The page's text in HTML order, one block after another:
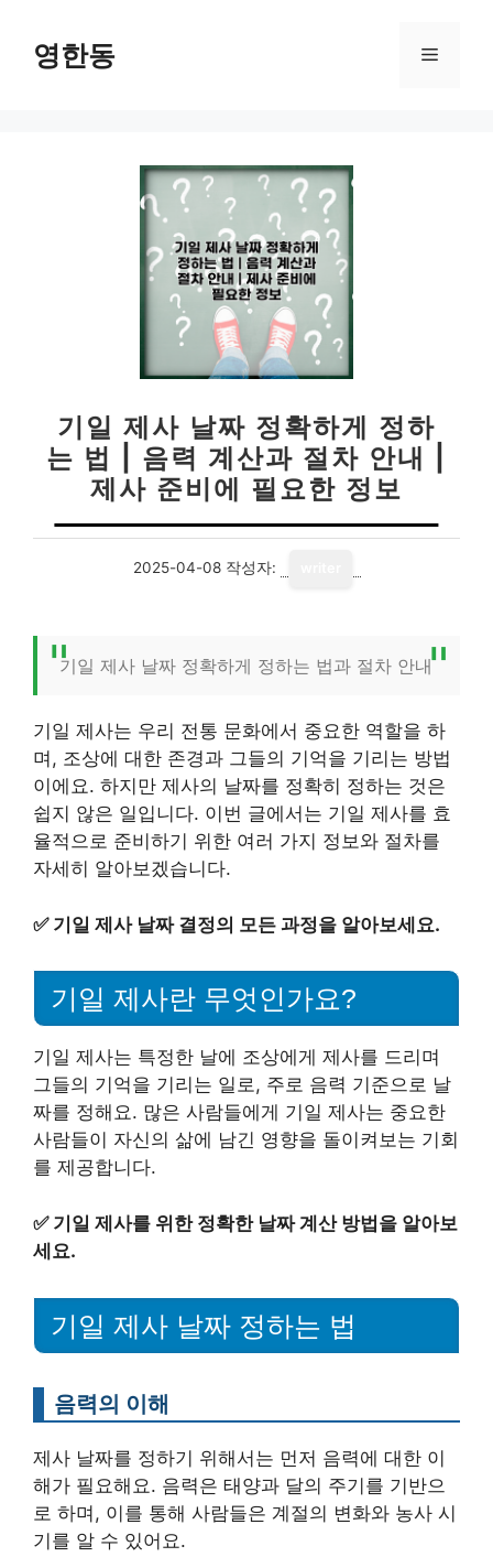
영한동 메
기일 제사 날짜 정확하게 정하
는 법 | 음력 계산과 절차 안내 |
제사 준비에 필요한 정보
2025-04-08 작성자:
기일 제사 날짜 정확하게 정하는 법과 절차 안내
기일 제사는 우리 전통 문화에서 중요한 역할을 하
며, 조상에 대한 존경과 그들의 기억을 기리는 방법
이에요. 하지만 제사의 날짜를 정확히 정하는 것은
쉽지 않은 일입니다. 이번 글에서는 기일 제사를 효
율적으로 준비하기 위한 여러 가지 정보와 절차를
자세히 알아보겠습니다.
✅ 기일 제사 날짜 결정의 모든 과정을 알아보세요.
기일 제사란 무엇인가요?
기일 제사는 특정한 날에 조상에게 제사를 드리며
그들의 기억을 기리는 일로, 주로 음력 기준으로 날
짜를 정해요. 많은 사람들에게 기일 제사는 중요한
사람들이 자신의 삶에 남긴 영향을 돌이켜보는 기회
를 제공합니다.
✅ 기일 제사를 위한 정확한 날짜 계산 방법을 알아보
세요.
기일 제사 날짜 정하는 법
음력의 이해
제사 날짜를 정하기 위해서는 먼저 음력에 대한 이
해가 필요해요. 음력은 태양과 달의 주기를 기반으
로 하며, 이를 통해 사람들은 계절의 변화와 농사 시
기를 알 수 있어요.